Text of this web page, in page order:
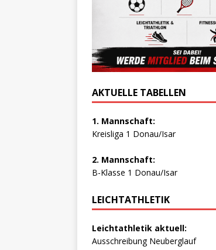
AKTUELLE TABELLEN
1. Mannschaft:
Kreisliga 1 Donau/Isar
2. Mannschaft:
B-Klasse 1 Donau/Isar
LEICHTATHLETIK
Leichtathletik aktuell:
Ausschreibung Neuberglauf